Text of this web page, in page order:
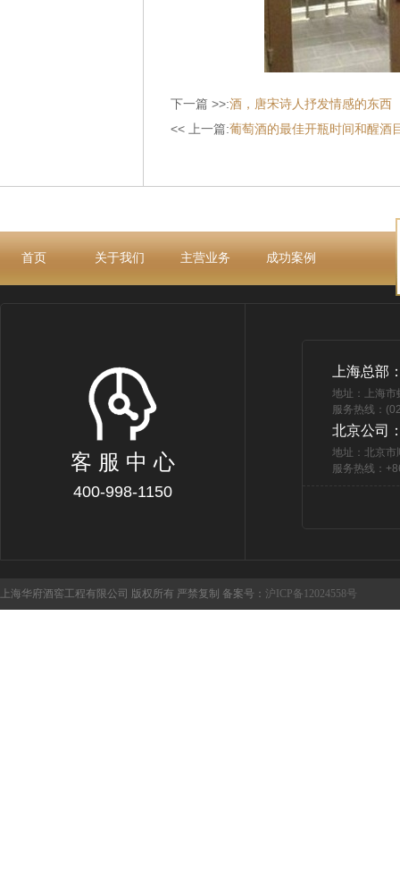
下一篇 >>:酒，唐宋诗人抒发情感的东西
<< 上一篇:葡萄酒的最佳开瓶时间和醒酒
首页 关于我们 主营业务 成功案例
客 服 中 心
400-998-1150
上海总部
地址：上海
服务热线：
北京公司
地址：北京市
服务热线：
上海华府酒窖工程有限公司 版权所有 严禁复制 备案号： 沪ICP备12024558号